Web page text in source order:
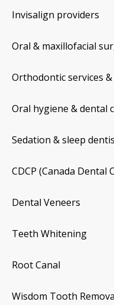
Invisalign providers
Oral & maxillofacial
Orthodontic services
Oral hygiene & dental
Sedation & sleep
CDCP (Canada Dental
Dental Veneers
Teeth Whitening
Root Canal
Wisdom Tooth